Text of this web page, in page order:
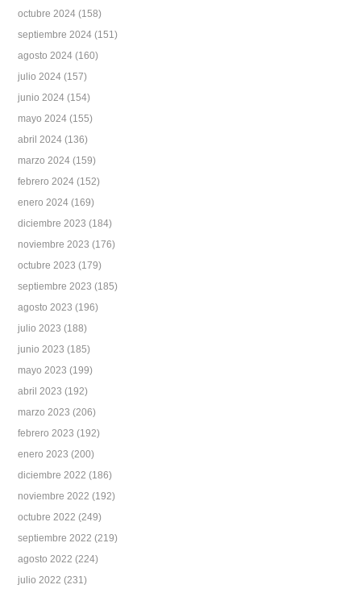
octubre 2024 (158)
septiembre 2024 (151)
agosto 2024 (160)
julio 2024 (157)
junio 2024 (154)
mayo 2024 (155)
abril 2024 (136)
marzo 2024 (159)
febrero 2024 (152)
enero 2024 (169)
diciembre 2023 (184)
noviembre 2023 (176)
octubre 2023 (179)
septiembre 2023 (185)
agosto 2023 (196)
julio 2023 (188)
junio 2023 (185)
mayo 2023 (199)
abril 2023 (192)
marzo 2023 (206)
febrero 2023 (192)
enero 2023 (200)
diciembre 2022 (186)
noviembre 2022 (192)
octubre 2022 (249)
septiembre 2022 (219)
agosto 2022 (224)
julio 2022 (231)